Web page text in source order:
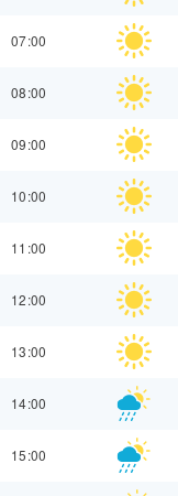
07:00
08:00
09:00
10:00
11:00
12:00
13:00
14:00
15:00